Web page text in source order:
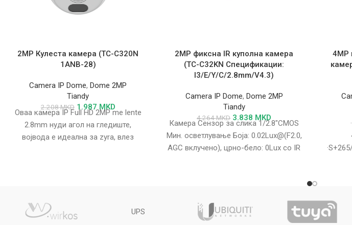
2MP Кулеста камера (TC-C320N
1ANB-28)
Camera IP Dome, Dome 2MP
Tiandy
2.208MKD 1.987 MKD
Оваа камера IP Full HD 2MP me lente
2.8mm нуди агол на гледиште,
војвода е идеална за zyra, влез
2MP фиксна IR куполна камера
(TC-C32KN Спецификации:
I3/E/Y/C/2.8mm/V4.3)
Camera IP Dome, Dome 2MP
Tiandy
4.264MKD 3.838 MKD
Камера Сензор за слика 1/2.8″CMOS
Мин. осветлување Боја: 0.02Lux@(F2.0,
AGC вклучено), црно-бело: 0Lux со IR
4MP
UPS